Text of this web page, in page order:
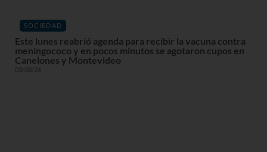
SOCIEDAD
Este lunes reabrió agenda para recibir la vacuna contra
meningococo y en pocos minutos se agotaron cupos en
Canelones y Montevideo
03/08/26